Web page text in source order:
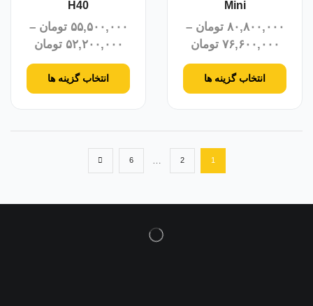
Mini
۸۰,۸۰۰,۰۰۰ تومان –
۷۶,۶۰۰,۰۰۰ تومان
انتخاب گزینه ها
H40
۵۵,۵۰۰,۰۰۰ تومان –
۵۲,۲۰۰,۰۰۰ تومان
انتخاب گزینه ها
1
2
6